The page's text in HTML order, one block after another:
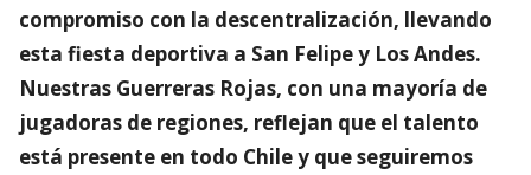
compromiso con la descentralización, llevando
esta fiesta deportiva a San Felipe y Los Andes.
Nuestras Guerreras Rojas, con una mayoría de
jugadoras de regiones, reflejan que el talento
está presente en todo Chile y que seguiremos